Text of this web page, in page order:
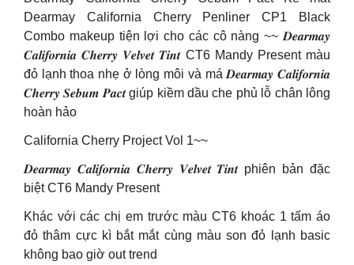
Dearmay California Cherry Penliner CP1 Black
Combo makeup tiện lợi cho các cô nàng ~~ 𝑫𝒆𝒂𝒓𝒎𝒂𝒚
𝑪𝒂𝒍𝒊𝒇𝒐𝒓𝒏𝒊𝒂 𝑪𝒉𝒆𝒓𝒓𝒚 𝑽𝒆𝒍𝒗𝒆𝒕 𝑻𝒊𝒏𝒕 CT6 Mandy Present màu
đỏ lạnh thoa nhẹ ở lòng môi và má 𝑫𝒆𝒂𝒓𝒎𝒂𝒚 𝑪𝒂𝒍𝒊𝒇𝒐𝒓𝒏𝒊𝒂
𝑪𝒉𝒆𝒓𝒓𝒚 𝑺𝒆𝒃𝒖𝒎 𝑷𝒂𝒄𝒕 giúp kiềm dầu che phủ lỗ chân lông
hoàn hảo
California Cherry Project Vol 1~~
𝑫𝒆𝒂𝒓𝒎𝒂𝒚 𝑪𝒂𝒍𝒊𝒇𝒐𝒓𝒏𝒊𝒂 𝑪𝒉𝒆𝒓𝒓𝒚 𝑽𝒆𝒍𝒗𝒆𝒕 𝑻𝒊𝒏𝒕 phiên bản đặc
biệt CT6 Mandy Present
Khác với các chị em trước màu CT6 khoác 1 tấm áo
đỏ thâm cực kì bắt mắt cùng màu son đỏ lạnh basic
không bao giờ out trend